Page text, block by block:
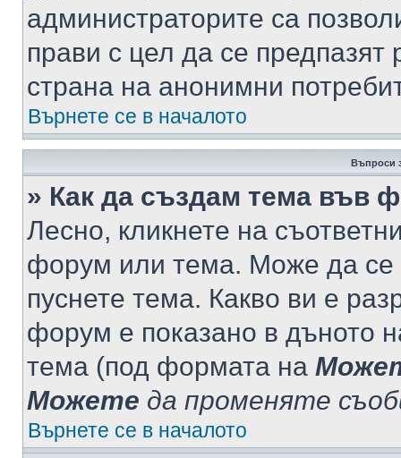
администраторите са
прави с цел да се предпазят
страна на анонимни
Върнете се в началото
Въпроси
» Как да създам тема във
Лесно, кликнете на
форум или тема. Може да се
пуснете тема. Какво ви е
форум е показано в дъното
тема (под формата на
Можете да променяте
Върнете се в началото